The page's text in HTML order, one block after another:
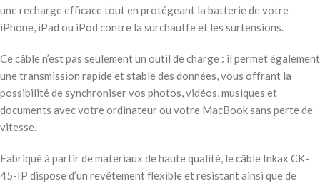
une recharge efficace tout en protégeant la batterie de votre
iPhone, iPad ou iPod contre la surchauffe et les surtensions.
Ce câble n’est pas seulement un outil de charge : il permet également
une transmission rapide et stable des données, vous offrant la
possibilité de synchroniser vos photos, vidéos, musiques et
documents avec votre ordinateur ou votre MacBook sans perte de
vitesse.
Fabriqué à partir de matériaux de haute qualité, le câble Inkax CK-
45-IP dispose d’un revêtement flexible et résistant ainsi que de